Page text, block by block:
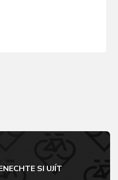
SI UJÍT